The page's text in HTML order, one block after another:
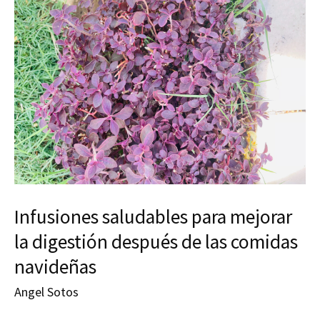
Infusiones saludables para mejorar
la digestión después de las comidas
navideñas
Angel Sotos